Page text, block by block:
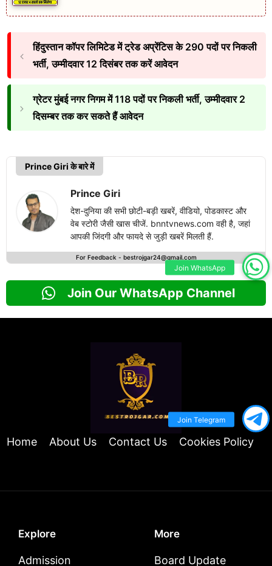
हिंदुस्तान कॉपर लिमिटेड में ट्रेड अप्रेंटिस के 290 पदों पर निकली
भर्ती, उम्मीदवार 12 दिसंबर तक करें आवेदन
ग्रेटर मुंबई नगर निगम में 118 पदों पर निकली भर्ती, उम्मीदवार 2
दिसम्बर तक कर सकते हैं आवेदन
Prince Giri के बारे में
Prince Giri
देश-दुनिया की सभी छोटी-बड़ी खबरें, वीडियो, पोडकास्ट और
वेब स्टोरी जैसी खास चीजें. bnntvnews.com वही है, जहां
आपकी जिंदगी और फायदे से जुड़ी खबरें मिलती हैं.
For Feedback - bestrojgar24@gmail.com
Join Our WhatsApp Channel
Home About Us Contact Us Cookies Policy
Explore
Admission
More
Board Update
Join WhatsApp
Join Telegram